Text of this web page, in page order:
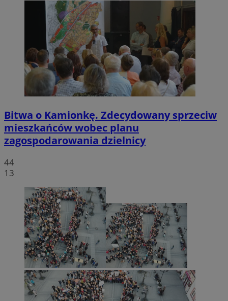
Bitwa o Kamionkę. Zdecydowany sprzeciw
mieszkańców wobec planu
zagospodarowania dzielnicy
44
13